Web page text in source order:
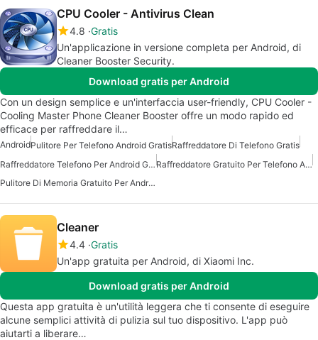
CPU Cooler - Antivirus Clean
4.8 Gratis
Un'applicazione in versione completa per Android, di
Cleaner Booster Security.
Download gratis per Android
Con un design semplice e un'interfaccia user-friendly, CPU Cooler -
Cooling Master Phone Cleaner Booster offre un modo rapido ed
efficace per raffreddare il…
AndroidPulitore Per Telefono Android GratisRaffreddatore Di Telefono Gratis
Raffreddatore Telefono Per Android Gratuito
Raffreddatore Gratuito Per Telefono Android
Pulitore Di Memoria Gratuito Per Android
Cleaner
4.4 Gratis
Un'app gratuita per Android, di Xiaomi Inc.
Download gratis per Android
Questa app gratuita è un'utilità leggera che ti consente di eseguire
alcune semplici attività di pulizia sul tuo dispositivo. L'app può
aiutarti a liberare…